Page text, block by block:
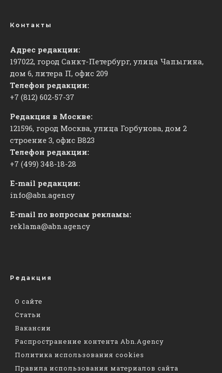
Контакты
Адрес редакции:
197022, город Санкт-Петербург, улица Чапыгина,
дом 6, литера П, офис 209
Телефон редакции:
+7 (812) 602-57-37
Редакция в Москве:
121596, город Москва, улица Горбунова, дом 2
строение 3, офис ​В823
Телефон редакции:
+7 (499) 348-18-28
E-mail редакции:
info@abn.agency
E-mail по вопросам рекламы:
reklama@abn.agency
Редакция
О сайте
Статьи
Вакансии
Распространение контента Abn.Agency
Политика использования cookies
Правила использования материалов сайта